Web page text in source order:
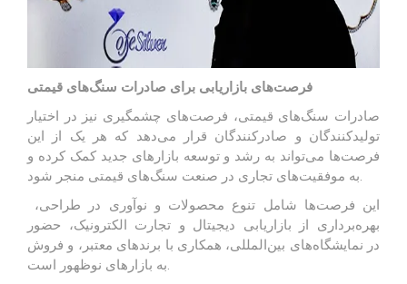
فرصت‌های بازاریابی برای صادرات سنگ‌های قیمتی
صادرات سنگ‌های قیمتی، فرصت‌های چشمگیری نیز در اختیار
تولیدکنندگان و صادرکنندگان قرار می‌دهد که هر یک از این
فرصت‌ها می‌تواند به رشد و توسعه بازارهای جدید کمک کرده و
بهره‌برداری از بازاریابی دیجیتال و تجارت الکترونیک، حضور
در نمایشگاه‌های بین‌المللی، همکاری با برندهای معتبر، و فروش